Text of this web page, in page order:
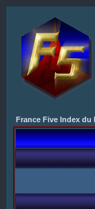
France Five Index du